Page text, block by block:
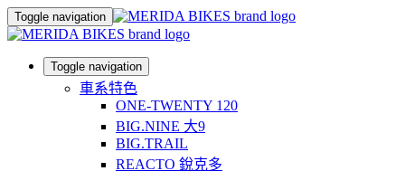
Toggle navigation
Toggle navigation
車系特色
ONE-TWENTY 120
BIG.NINE 大9
BIG.TRAIL
REACTO 銳克多